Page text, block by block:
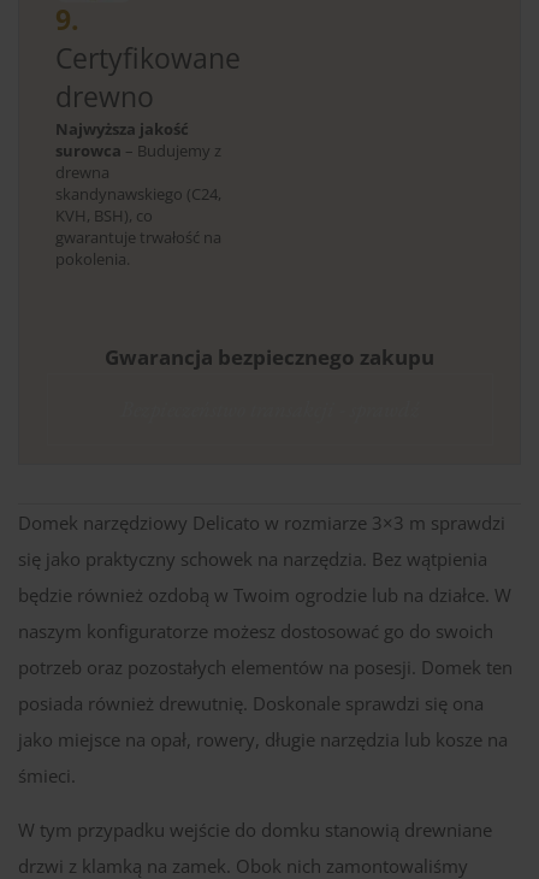
9.
Certyfikowane
drewno
Najwyższa jakość
surowca – Budujemy z
drewna
skandynawskiego (C24,
KVH, BSH), co
gwarantuje trwałość na
pokolenia.
Gwarancja bezpiecznego zakupu
Domek narzędziowy Delicato w rozmiarze 3×3 m sprawdzi
się jako praktyczny schowek na narzędzia. Bez wątpienia
będzie również ozdobą w Twoim ogrodzie lub na działce. W
naszym konfiguratorze możesz dostosować go do swoich
potrzeb oraz pozostałych elementów na posesji. Domek ten
posiada również drewutnię. Doskonale sprawdzi się ona
jako miejsce na opał, rowery, długie narzędzia lub kosze na
śmieci.
W tym przypadku wejście do domku stanowią drewniane
drzwi z klamką na zamek. Obok nich zamontowaliśmy